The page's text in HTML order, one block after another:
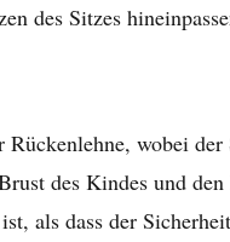
des Sitzes
wobei der
des Kindes und
als dass der